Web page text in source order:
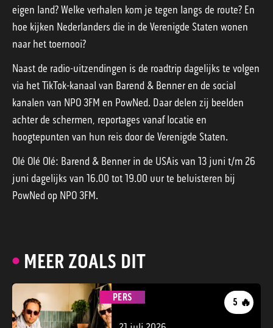
eigen land? Welke verhalen kom je tegen langs de route? En
hoe kijken Nederlanders die in de Verenigde Staten wonen
naar het toernooi?
Naast de radio-uitzendingen is de roadtrip dagelijks te volgen
via het TikTok-kanaal van Barend & Benner en de social
kanalen van NPO 3FM en PowNed. Daar delen zij beelden
achter de schermen, reportages vanaf locatie en
hoogtepunten van hun reis door de Verenigde Staten.
Olé Olé Olé: Barend & Benner in de USAis van 13 juni t/m 26
juni dagelijks van 16.00 tot 19.00 uur te beluisteren bij
PowNed op NPO 3FM.
MEER ZOALS DIT
PERS 5 🔥